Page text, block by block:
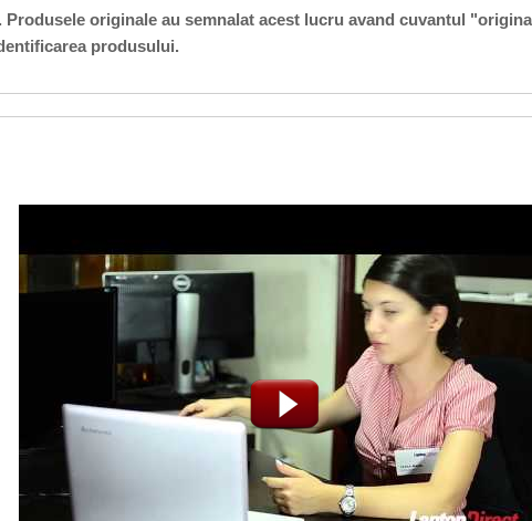
originale au semnalat acest lucru avand cuvantul
produsului.